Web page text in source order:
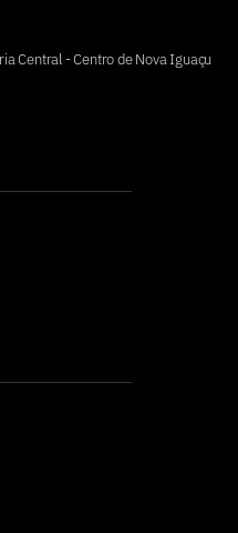
Central - Centro de Nova Iguaçu